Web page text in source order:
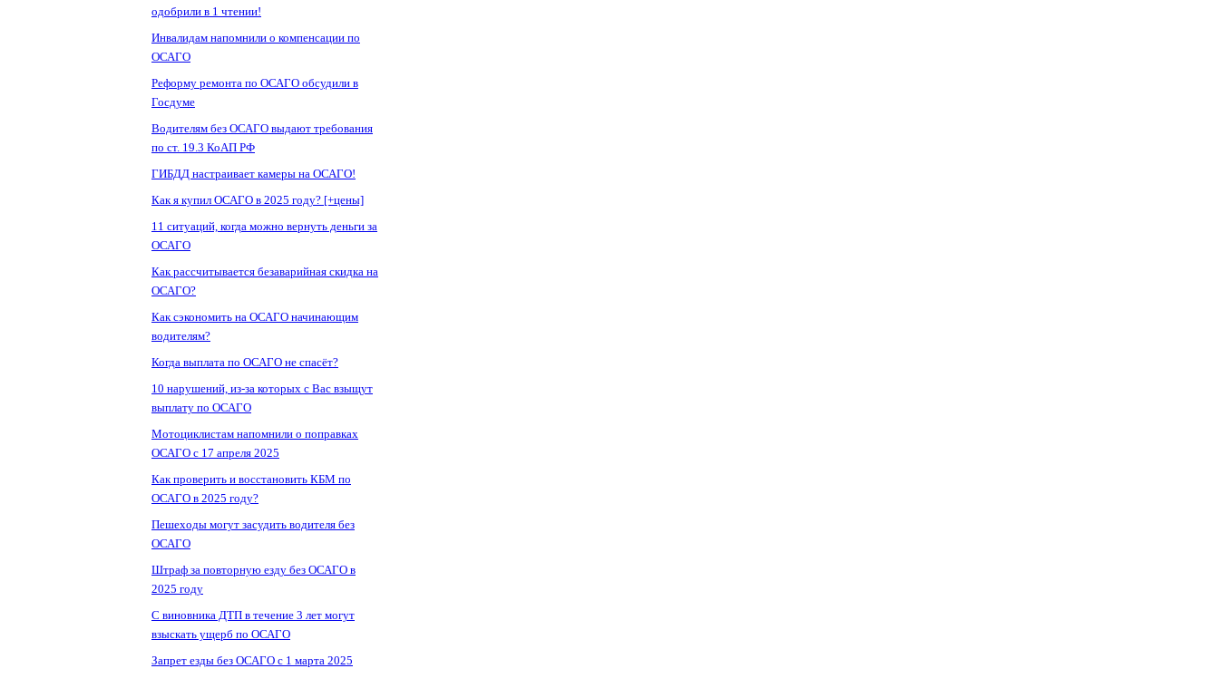
одобрили в 1 чтении!
Инвалидам напомнили о компенсации по
ОСАГО
Реформу ремонта по ОСАГО обсудили в
Госдуме
Водителям без ОСАГО выдают требования
по ст. 19.3 КоАП РФ
ГИБДД настраивает камеры на ОСАГО!
Как я купил ОСАГО в 2025 году? [+цены]
11 ситуаций, когда можно вернуть деньги за
ОСАГО
Как рассчитывается безаварийная скидка на
ОСАГО?
Как сэкономить на ОСАГО начинающим
водителям?
Когда выплата по ОСАГО не спасёт?
10 нарушений, из-за которых с Вас взыщут
выплату по ОСАГО
Мотоциклистам напомнили о поправках
ОСАГО с 17 апреля 2025
Как проверить и восстановить КБМ по
ОСАГО в 2025 году?
Пешеходы могут засудить водителя без
ОСАГО
Штраф за повторную езду без ОСАГО в
2025 году
С виновника ДТП в течение 3 лет могут
взыскать ущерб по ОСАГО
Запрет езды без ОСАГО с 1 марта 2025